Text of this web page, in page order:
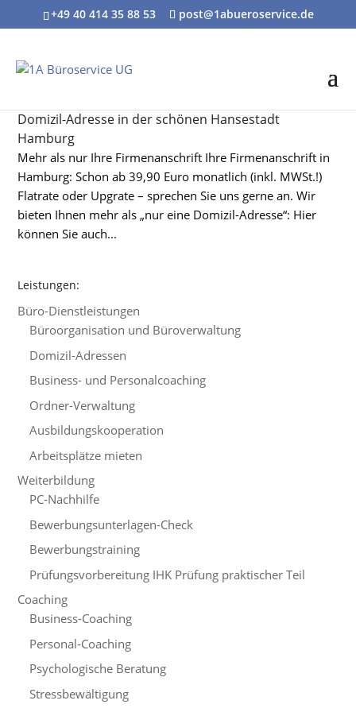
+49 40 414 35 88 53 post@1abueroservice.de
Domizil-Adresse in der schönen Hansestadt
Hamburg
Mehr als nur Ihre Firmenanschrift Ihre Firmenanschrift in
Hamburg: Schon ab 39,90 Euro monatlich (inkl. MWSt.!)
Flatrate oder Upgrate – sprechen Sie uns gerne an. Wir
bieten Ihnen mehr als „nur eine Domizil-Adresse“: Hier
können Sie auch...
Leistungen:
Büro-Dienstleistungen
Büroorganisation und Büroverwaltung
Domizil-Adressen
Business- und Personalcoaching
Ordner-Verwaltung
Ausbildungskooperation
Arbeitsplätze mieten
Weiterbildung
PC-Nachhilfe
Bewerbungsunterlagen-Check
Bewerbungstraining
Prüfungsvorbereitung IHK Prüfung praktischer Teil
Coaching
Business-Coaching
Personal-Coaching
Psychologische Beratung
Stressbewältigung